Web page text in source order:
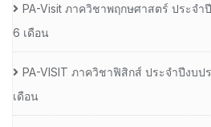
PA-Visit ภาควิชาพฤกษศาสตร์ ประจ
6 เดือน
PA-VISIT ภาควิชาฟิสิกส์ ประจำปีงบ
เดือน